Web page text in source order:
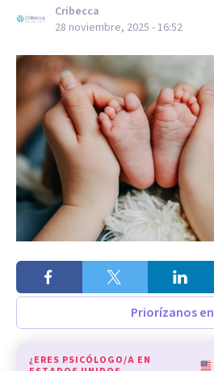
Cribecca
28 noviembre, 2025 - 16:52
Priorízanos en
¿ERES PSICÓLOGO/A EN